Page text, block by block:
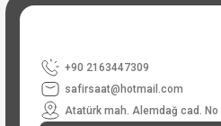
+90 2163447309
safirsaat@hotmail.com
Atatürk mah. Alemdağ cad.